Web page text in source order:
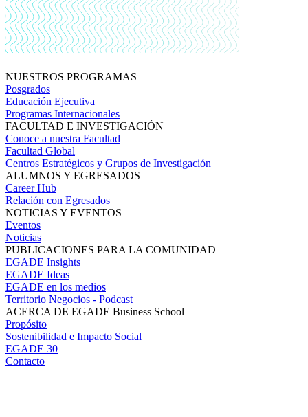
NUESTROS PROGRAMAS
Posgrados
Educación Ejecutiva
Programas Internacionales
FACULTAD E INVESTIGACIÓN
Conoce a nuestra Facultad
Facultad Global
Centros Estratégicos y Grupos de Investigación
ALUMNOS Y EGRESADOS
Career Hub
Relación con Egresados
NOTICIAS Y EVENTOS
Eventos
Noticias
PUBLICACIONES PARA LA COMUNIDAD
EGADE Insights
EGADE Ideas
EGADE en los medios
Territorio Negocios - Podcast
ACERCA DE EGADE Business School
Propósito
Sostenibilidad e Impacto Social
EGADE 30
Contacto